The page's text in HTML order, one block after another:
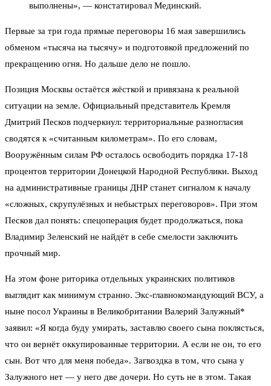
выполнены», — констатировал Мединский.
Первые за три года прямые переговоры 16 мая завершились
обменом «тысяча на тысячу» и подготовкой предложений по
прекращению огня. Но дальше дело не пошло.
Позиция Москвы остаётся жёсткой и привязана к реальной
ситуации на земле. Официальный представитель Кремля
Дмитрий Песков подчеркнул: территориальные разногласия
сводятся к «считанным километрам». По его словам,
Вооружённым силам РФ осталось освободить порядка 17-18
процентов территории Донецкой Народной Республики. Выход
на административные границы ДНР станет сигналом к началу
«сложных, скрупулёзных и небыстрых переговоров». При этом
Песков дал понять: спецоперация будет продолжаться, пока
Владимир Зеленский не найдёт в себе смелости заключить
прочный мир.
На этом фоне риторика отдельных украинских политиков
выглядит как минимум странно. Экс-главнокомандующий ВСУ, а
ныне посол Украины в Великобритании Валерий Залужный*
заявил: «Я когда буду умирать, заставлю своего сына поклясться,
что он вернёт оккупированные территории. А если не он, то его
сын. Вот что для меня победа». Загвоздка в том, что сына у
Залужного нет — у него две дочери. Но суть не в этом. Такая